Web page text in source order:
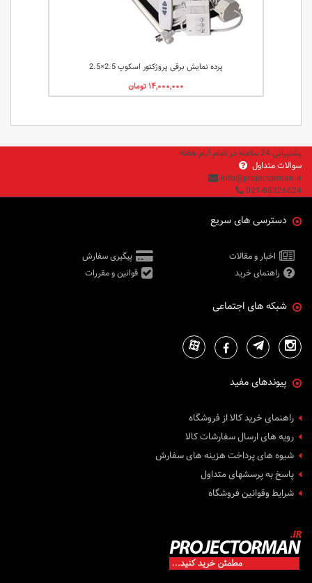
پرده نمایش برقی پروژکتور اسکوپ 2.5×2.5
پشتیبانی 24 ساعته در تمام ایام هفته
سوالات متداول
info@projectorman.ir
021-88226624
دسترسی های سریع
اخبار و مقالات
پیگیری سفارش
راهنمای خرید
قوانین و مقررات
شبکه های اجتماعی
پیوندهای مفید
راهنمای خرید کالا از فروشگاه
رویه های ارسال سفارشات کالا
شیوه های پرداخت هزینه های سفارش
پاسخ به پرسشهای متداول
شرایط وقوانین فروشگاه